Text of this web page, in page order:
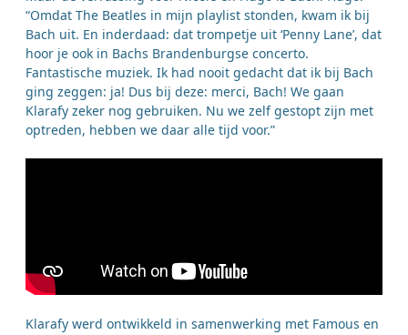
“Omdat The Beatles in mijn playlist stonden, kwam ik bij
Bach uit. En inderdaad: dat trompetje uit ‘Penny Lane’, dat
hoor je ook in Bachs Brandenburgse concerto.
Fantastische muziek. Ik had nooit gedacht dat ik bij Bach
ging zeggen: ja! Dus bij deze: merci, Bach! We gaan
Klarafy zeker nog gebruiken. Nu we zelf gestopt zijn met
optreden, hebben we daar alle tijd voor.”
Klarafy werd ontwikkeld in samenwerking met Famous en